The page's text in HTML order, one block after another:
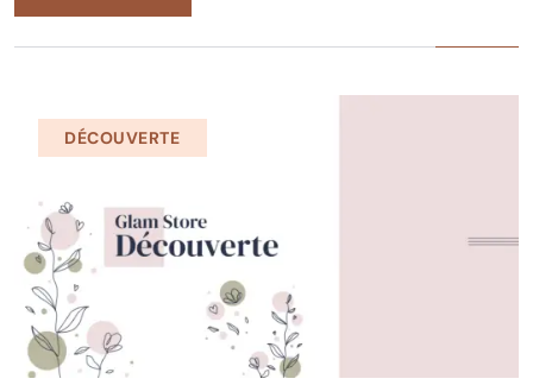
DÉCOUVERTE